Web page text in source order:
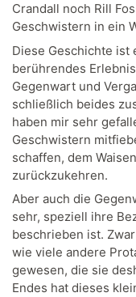
Crandall noch Rill
Geschwistern in ein
Diese Geschichte ist
berührendes
Gegenwart und
schließlich beides
haben mir sehr
Geschwistern
schaffen, dem
zurückzukehren.
Aber auch die
sehr, speziell ihre
beschrieben ist.
wie viele andere
gewesen, die sie
Endes hat dieses